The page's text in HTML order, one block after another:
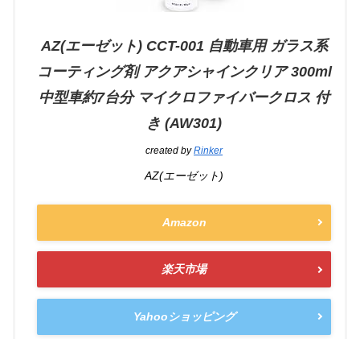
AZ(エーゼット) CCT-001 自動車用 ガラス系
コーティング剤 アクアシャインクリア 300ml
中型車約7台分 マイクロファイバークロス 付
き (AW301)
created byRinker
AZ(エーゼット)
Amazon
楽天市場
Yahooショッピング